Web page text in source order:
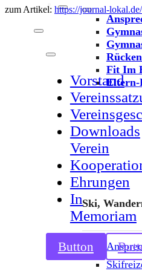
Fit Im
Ski,
Vorstand
Downloads
Verein
Ehrungen
In
Memoriam
Button
zum Artikel: https://journal-